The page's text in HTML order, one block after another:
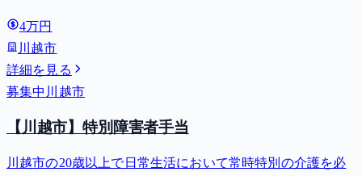
4万円
川越市
詳細を見る
募集中 川越市
【川越市】特別障害者手当
川越市の20歳以上で日常生活において常時特別の介護を必